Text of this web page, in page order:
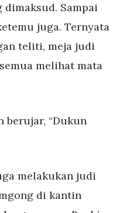
Sampai
juga. Ternyata
teliti, meja judi
melihat mata
berujar, “Dukun
melakukan judi
di kantin